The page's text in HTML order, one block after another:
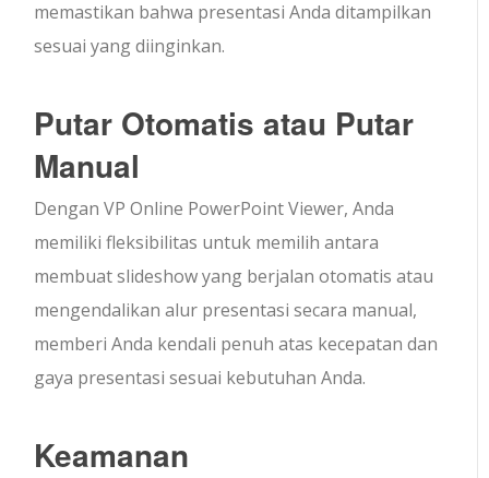
memastikan bahwa presentasi Anda ditampilkan
sesuai yang diinginkan.
Putar Otomatis atau Putar
Manual
Dengan VP Online PowerPoint Viewer, Anda
memiliki fleksibilitas untuk memilih antara
membuat slideshow yang berjalan otomatis atau
mengendalikan alur presentasi secara manual,
memberi Anda kendali penuh atas kecepatan dan
gaya presentasi sesuai kebutuhan Anda.
Keamanan